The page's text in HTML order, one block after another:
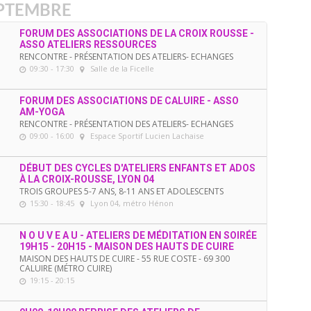
FORUM DES ASSOCIATIONS DE LA CROIX ROUSSE -
ASSO ATELIERS RESSOURCES
RENCONTRE - PRÉSENTATION DES ATELIERS- ECHANGES
09:30 - 17:30 Salle de la Ficelle
FORUM DES ASSOCIATIONS DE CALUIRE - ASSO
AM-YOGA
RENCONTRE - PRÉSENTATION DES ATELIERS- ECHANGES
09:00 - 16:00 Espace Sportif Lucien Lachaise
DÉBUT DES CYCLES D'ATELIERS ENFANTS ET ADOS
À LA CROIX-ROUSSE, LYON 04
TROIS GROUPES 5-7 ANS, 8-11 ANS ET ADOLESCENTS
15:30 - 18:45 Lyon 04, métro Hénon
N O U V E A U - ATELIERS DE MÉDITATION EN SOIRÉE
19H15 - 20H15 - MAISON DES HAUTS DE CUIRE
MAISON DES HAUTS DE CUIRE - 55 RUE COSTE - 69 300
CALUIRE (MÉTRO CUIRE)
19:15 - 20:15